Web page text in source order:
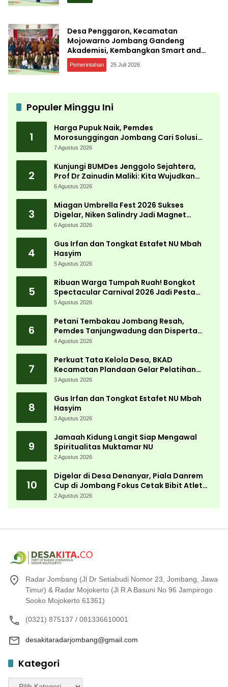
Desa Penggaron, Kecamatan
Mojowarno Jombang Gandeng
Akademisi, Kembangkan Smart and
Sustainable Village, Ini Tujuannya
Pemerintahan 25 Juli 2026
Populer Minggu Ini
1
Harga Pupuk Naik, Pemdes
Morosunggingan Jombang Cari Solusi
Lewat Kajian Akademik
7 Agustus 2026
2
Kunjungi BUMDes Jenggolo Sejahtera,
Prof Dr Zainudin Maliki: Kita Wujudkan
Kemandirian Ekonomi dengan Potensi
6 Agustus 2026
3
Miagan Umbrella Fest 2026 Sukses
Digelar, Niken Salindry Jadi Magnet
Ribuan Pengunjung
6 Agustus 2026
4
Gus Irfan dan Tongkat Estafet NU Mbah
Hasyim
5 Agustus 2026
5
Ribuan Warga Tumpah Ruah! Bongkot
Spectacular Carnival 2026 Jadi Pesta
Kemerdekaan Terbesar di Peterongan
5 Agustus 2026
6
Petani Tembakau Jombang Resah,
Pemdes Tanjungwadung dan Disperta
Bergerak Cepat
4 Agustus 2026
7
Perkuat Tata Kelola Desa, BKAD
Kecamatan Plandaan Gelar Pelatihan
Aparatur Pemdes
3 Agustus 2026
8
Gus Irfan dan Tongkat Estafet NU Mbah
Hasyim
3 Agustus 2026
9
Jamaah Kidung Langit Siap Mengawal
Spiritualitas Muktamar NU
2 Agustus 2026
10
Digelar di Desa Denanyar, Piala Danrem
Cup di Jombang Fokus Cetak Bibit Atlet
Menembak Berprestasi
2 Agustus 2026
Radar Jombang (Jl Dr Setiabudi Nomor 23, Jombang, Jawa
Timur) & Radar Mojokerto (Jl R A Basuni No 96 Jampirogo
Sooko Mojokerto 61361)
(0321) 875137 / 081336610001
desakitaradarjombang@gmail.com
Kategori
Kategori